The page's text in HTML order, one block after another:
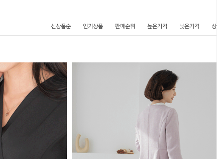
신상품순 인기상품 판매순위 높은가격 낮은가격